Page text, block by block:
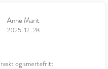
Anne Marit
2025-12-28
og smertefritt